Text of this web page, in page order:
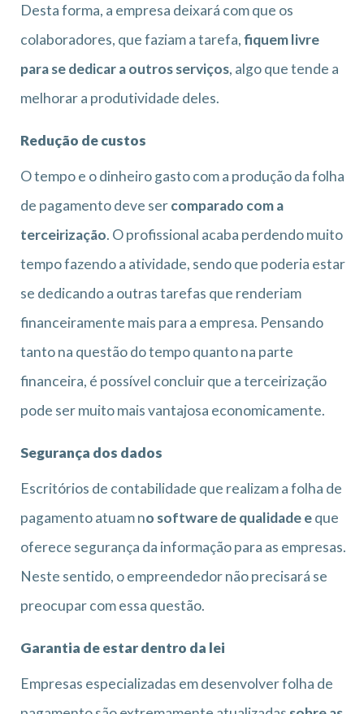
Desta forma, a empresa deixará com que os
colaboradores, que faziam a tarefa,fiquem livre
para se dedicar a outros serviços, algo que tende a
melhorar a produtividade deles.
Redução de custos
O tempo e o dinheiro gasto com a produção da folha
de pagamento deve sercomparado com a
terceirização. O profissional acaba perdendo muito
tempo fazendo a atividade, sendo que poderia estar
se dedicando a outras tarefas que renderiam
financeiramente mais para a empresa. Pensando
tanto na questão do tempo quanto na parte
financeira, é possível concluir que a terceirização
pode ser muito mais vantajosa economicamente.
Segurança dos dados
Escritórios de contabilidade que realizam a folha de
pagamento atuam no software de qualidade eque
oferece segurança da informação para as empresas.
Neste sentido, o empreendedor não precisará se
preocupar com essa questão.
Garantia de estar dentro da lei
Empresas especializadas em desenvolver folha de